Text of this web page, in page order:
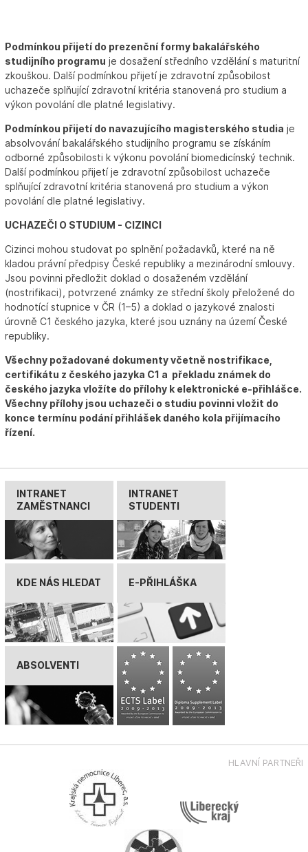
Podmínkou přijetí do prezenční formy bakalářského
studijního programu je dosažení středního vzdělání s maturitní
zkouškou. Další podmínkou přijetí je zdravotní způsobilost
uchazeče splňující zdravotní kritéria stanovená pro studium a
výkon povolání dle platné legislativy.
Podmínkou přijetí do navazujícího magisterského studia je
absolvování bakalářského studijního programu se získáním
odborné způsobilosti k výkonu povolání biomedicínský technik.
Další podmínkou přijetí je zdravotní způsobilost uchazeče
splňující zdravotní kritéria stanovená pro studium a výkon
povolání dle platné legislativy.
UCHAZEČI O STUDIUM - CIZINCI
Cizinci mohou studovat po splnění požadavků, které na ně
kladou právní předpisy České republiky a mezinárodní smlouvy.
Jsou povinni předložit doklad o dosaženém vzdělání
(nostrifikaci), potvrzené známky ze střední školy přeložené do
hodnotící stupnice v ČR (1–5) a doklad o jazykové znalosti
úrovně C1 českého jazyka, které jsou uznány na území České
republiky.
Všechny požadované dokumenty včetně nostrifikace,
certifikátu z českého jazyka C1 a překladu známek do
českého jazyka vložíte do přílohy k elektronické e-přihlášce.
Všechny přílohy jsou uchazeči o studiu povinni vložit do
konce termínu podání přihlášek daného kola přijímacího
řízení.
INTRANET
ZAMĚSTNANCI
INTRANET
STUDENTI
KDE NÁS HLEDAT E-PŘIHLÁŠKA
ABSOLVENTI
HLAVNÍ PARTNEŘI